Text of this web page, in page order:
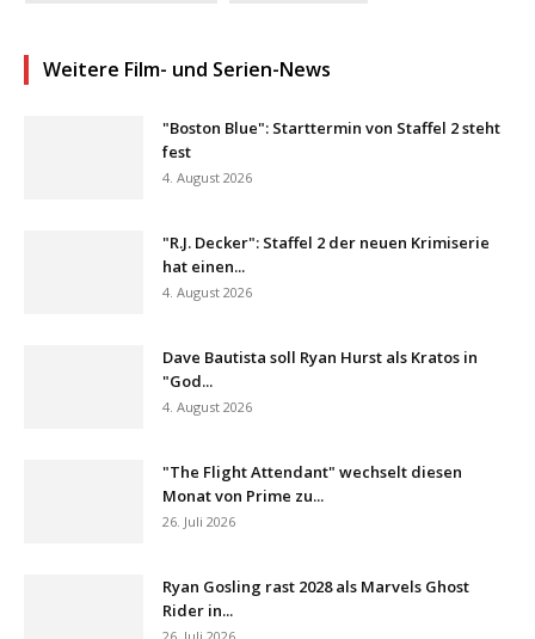
Weitere Film- und Serien-News
"Boston Blue": Starttermin von Staffel 2 steht
fest
4. August 2026
"R.J. Decker": Staffel 2 der neuen Krimiserie
hat einen...
4. August 2026
Dave Bautista soll Ryan Hurst als Kratos in
"God...
4. August 2026
"The Flight Attendant" wechselt diesen
Monat von Prime zu...
26. Juli 2026
Ryan Gosling rast 2028 als Marvels Ghost
Rider in...